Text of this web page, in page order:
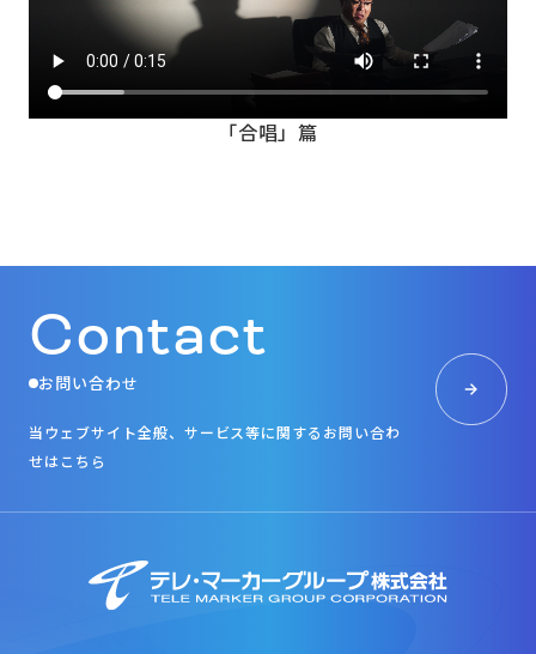
「合唱」篇
Contact
お問い合わせ
当ウェブサイト全般、サービス等に関するお問い合わ
せはこちら